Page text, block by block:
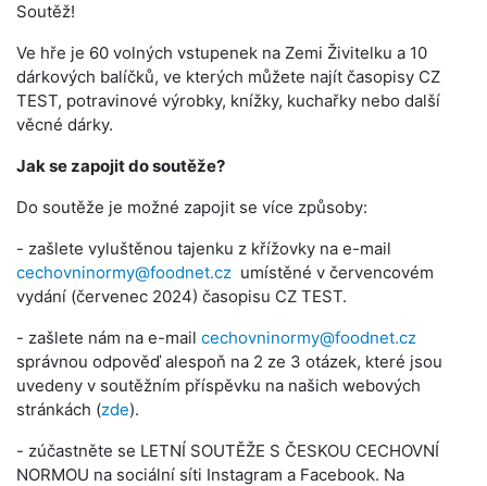
Soutěž!
Ve hře je 60 volných vstupenek na Zemi Živitelku a 10
dárkových balíčků, ve kterých můžete najít časopisy CZ
TEST, potravinové výrobky, knížky, kuchařky nebo další
věcné dárky.
Jak se zapojit do soutěže?
Do soutěže je možné zapojit se více způsoby:
- zašlete vyluštěnou tajenku z křížovky na e-mail
cechovninormy@foodnet.cz umístěné v červencovém
vydání (červenec 2024) časopisu CZ TEST.
- zašlete nám na e-mail cechovninormy@foodnet.cz
správnou odpověď alespoň na 2 ze 3 otázek, které jsou
uvedeny v soutěžním příspěvku na našich webových
stránkách (zde).
- zúčastněte se LETNÍ SOUTĚŽE S ČESKOU CECHOVNÍ
NORMOU na sociální síti Instagram a Facebook. Na